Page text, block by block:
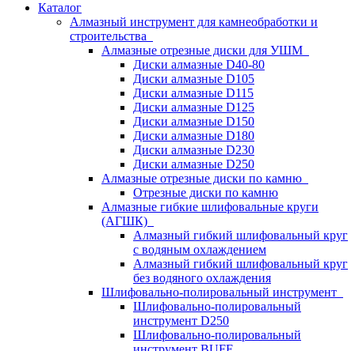
Каталог
Алмазный инструмент для камнеобработки и
строительства
Алмазные отрезные диски для УШМ
Диски алмазные D40-80
Диски алмазные D105
Диски алмазные D115
Диски алмазные D125
Диски алмазные D150
Диски алмазные D180
Диски алмазные D230
Диски алмазные D250
Алмазные отрезные диски по камню
Отрезные диски по камню
Алмазные гибкие шлифовальные круги
(АГШК)
Алмазный гибкий шлифовальный круг
с водяным охлаждением
Алмазный гибкий шлифовальный круг
без водяного охлаждения
Шлифовально-полировальный инструмент
Шлифовально-полировальный
инструмент D250
Шлифовально-полировальный